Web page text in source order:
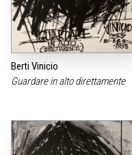
Berti Vinicio
Guardare in alto direttamente